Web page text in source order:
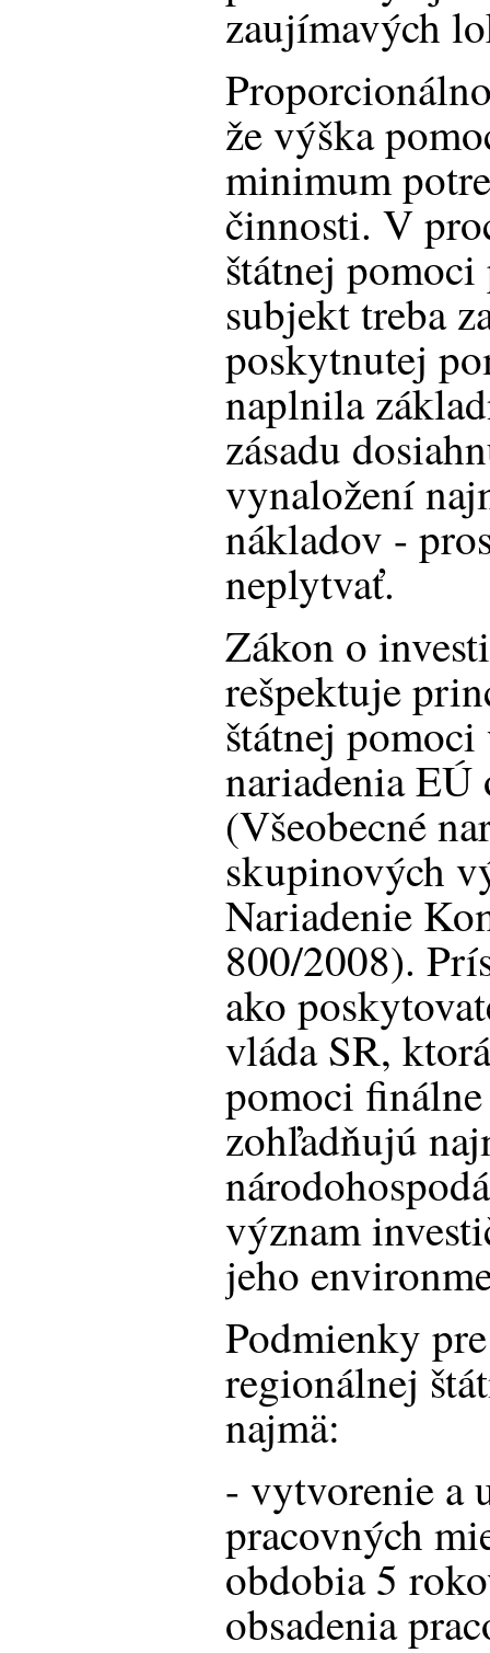
zaujímavých
že výška
minimum
činnosti. V
štátnej
subjekt treba
poskytnutej
naplnila
zásadu
vynaložení
nákladov -
neplytvať.
Zákon o
rešpektuje
štátnej
nariadenia EÚ
(Všeobecné
skupinových
Nariadenie
800/2008).
ako
vláda SR,
pomoci
zohľadňujú
význam
jeho
Podmienky
regionálnej
najmä:
- vytvorenie a
pracovných
obdobia 5
obsadenia